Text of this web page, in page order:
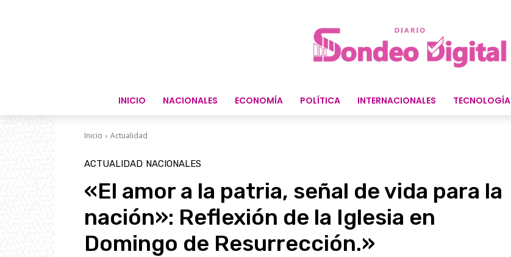
INICIO NACIONALES ECONOMÍA POLÍTICA INTERNACIONALES TECNOLOGÍA
Inicio Actualidad
ACTUALIDAD NACIONALES
«El amor a la patria, señal de vida para la
nación»: Reflexión de la Iglesia en
Domingo de Resurrección.»